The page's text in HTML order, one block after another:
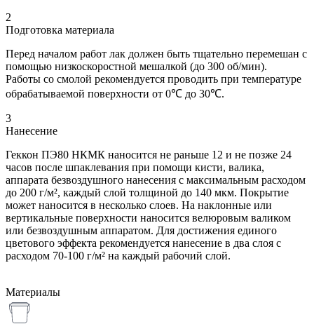
2
Подготовка материала
Перед началом работ лак должен быть тщательно перемешан с
помощью низкоскоростной мешалкой (до 300 об/мин).
Работы со смолой рекомендуется проводить при температуре
обрабатываемой поверхности от 0℃ до 30℃.
3
Нанесение
Геккон ПЭ80 НКМК наносится не раньше 12 и не позже 24
часов после шпаклевания при помощи кисти, валика,
аппарата безвоздушного нанесения с максимальным расходом
до 200 г/м², каждый слой толщиной до 140 мкм. Покрытие
может наносится в несколько слоев. На наклонные или
вертикальные поверхности наносится велюровым валиком
или безвоздушным аппаратом. Для достижения единого
цветового эффекта рекомендуется нанесение в два слоя с
расходом 70-100 г/м² на каждый рабочий слой.
Материалы